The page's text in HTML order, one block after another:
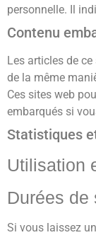
personnelle. Il
Contenu
Les articles de
de la même
Ces sites web
embarqués si
Statistiques
Utilisation
Durées de
Si vous laissez